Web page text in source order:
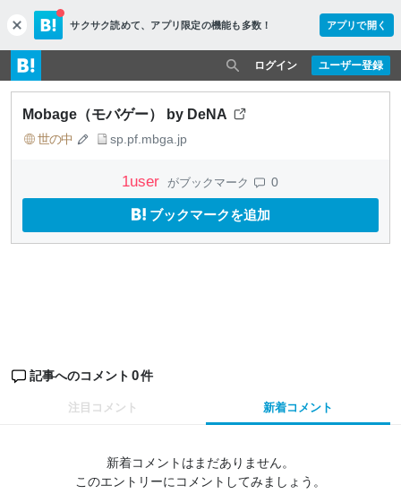
c
l
o
s
e
サクサク読めて、 アプリ限定の機能も多数！ アプリで開く
ユーザー登録
ログイン
Mobage（モバゲー） by DeNA
世の中 sp.pf.mbga.jp
1user がブックマーク 0
ブックマークを追加
記事へのコメント 0件
注目コメント 新着コメント
新着コメントはまだありません。
このエントリーにコメントしてみましょう。